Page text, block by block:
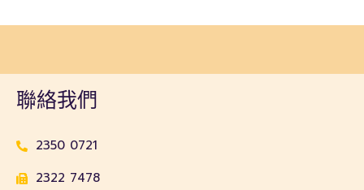
聯絡我們
2350 0721
2322 7478